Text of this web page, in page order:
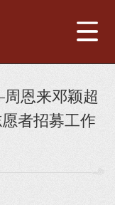
恩来邓颖超
者招募工作